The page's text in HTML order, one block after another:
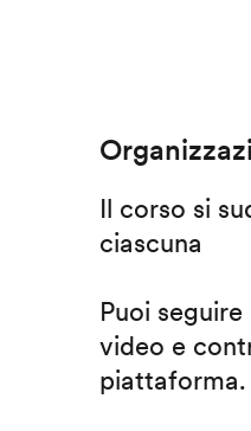
Il corso si
ciascuna
Puoi
video e
piattaforma.